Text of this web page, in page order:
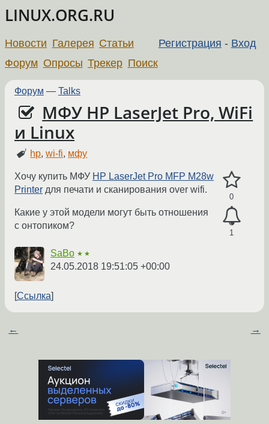
LINUX.ORG.RU
Регистрация - Вход
Новости Галерея Статьи
Форум Опросы Трекер Поиск
Форум — Talks
МФУ HP LaserJet Pro, WiFi
и Linux
hp,wi-fi, мфу
0
1
Хочу купить МФУ HP LaserJet Pro MFP M28w
Printer для печати и сканирования over wifi.
Какие у этой модели могут быть отношения
с онтопиком?
SaBo ★★
24.05.2018 19:51:05 +00:00
Ссылка
← →